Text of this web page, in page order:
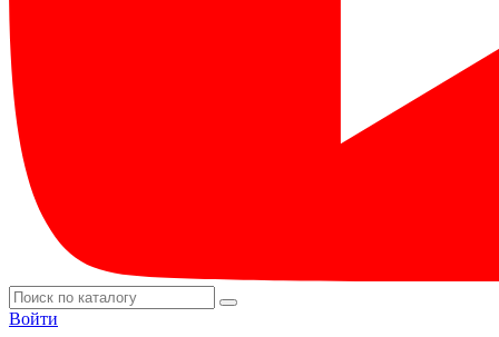
Войти